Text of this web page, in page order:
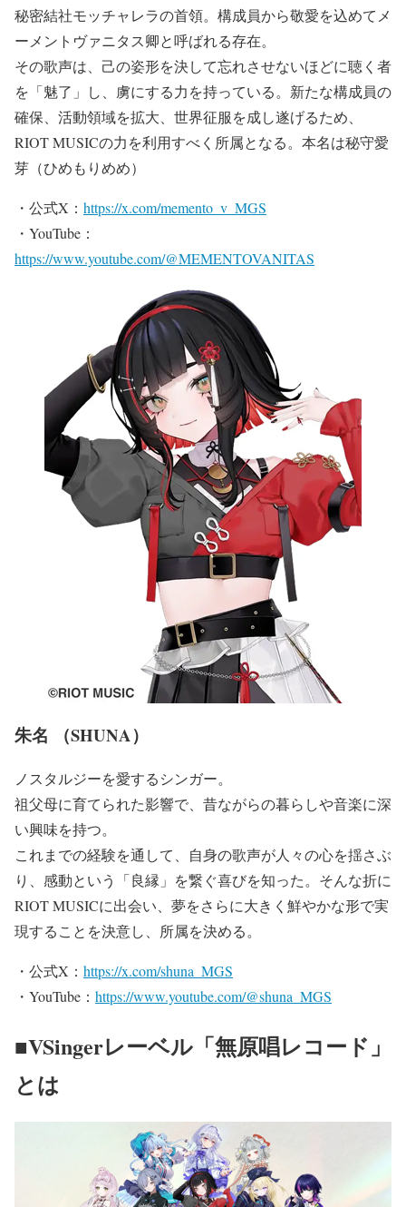
秘密結社モッチャレラの首領。構成員から敬愛を込めてメ
ーメントヴァニタス卿と呼ばれる存在。
その歌声は、己の姿形を決して忘れさせないほどに聴く者
を「魅了」し、虜にする力を持っている。新たな構成員の
確保、活動領域を拡大、世界征服を成し遂げるため、
RIOT MUSICの力を利用すべく所属となる。本名は秘守愛
芽（ひめもりめめ）
・公式X： https://x.com/memento_v_MGS
・YouTube：
https://www.youtube.com/@MEMENTOVANITAS
朱名 （SHUNA）
ノスタルジーを愛するシンガー。
祖父母に育てられた影響で、昔ながらの暮らしや音楽に深
い興味を持つ。
これまでの経験を通して、自身の歌声が人々の心を揺さぶ
り、感動という「良縁」を繋ぐ喜びを知った。そんな折に
RIOT MUSICに出会い、夢をさらに大きく鮮やかな形で実
現することを決意し、所属を決める。
・公式X： https://x.com/shuna_MGS
・YouTube： https://www.youtube.com/@shuna_MGS
■VSingerレーベル「無原唱レコード」
とは